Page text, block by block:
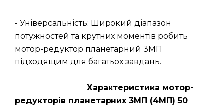
- Універсальність: Широкий діапазон
потужностей та крутних моментів робить
мотор-редуктор планетарний 3МП
підходящим для багатьох завдань.
Характеристика мотор-
редукторів планетарних 3МП (4МП) 50